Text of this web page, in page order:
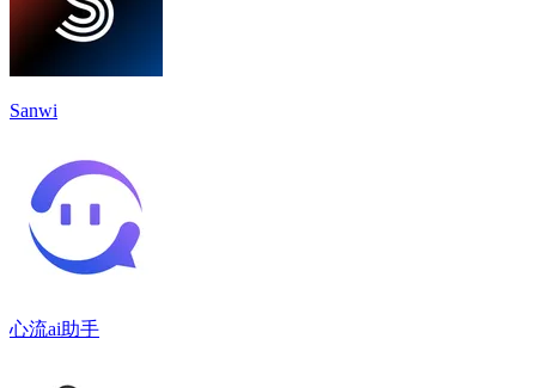
Sanwi
心流ai助手